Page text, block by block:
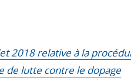
2018 relative à la
de lutte contre le dopage